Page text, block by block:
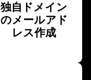
独自ドメイン
のメールアド
レス作成